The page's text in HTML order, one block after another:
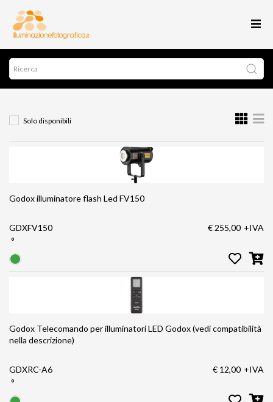
Solo disponibili
Godox illuminatore flash Led FV150
GDXFV150
°
€ 255,00 +IVA
Godox Telecomando per illuminatori LED Godox (vedi compatibilità
nella descrizione)
GDXRC-A6
°
€ 12,00 +IVA